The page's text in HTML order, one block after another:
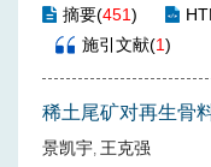
摘要(451)
施引文献(1)
稀土尾矿对再生骨
景凯宇, 王克强